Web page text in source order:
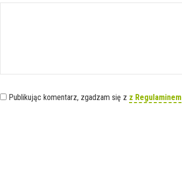
Publikując komentarz, zgadzam się z z Regulaminem